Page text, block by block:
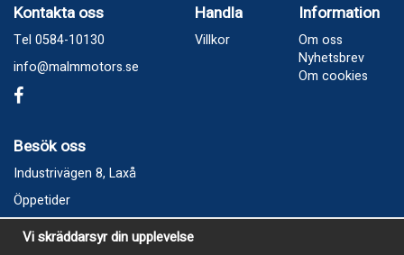
Kontakta oss
Tel 0584-10130
info@malmmotors.se
Handla
Villkor
Information
Om oss
Nyhetsbrev
Om cookies
Besök oss
Industrivägen 8, Laxå
Öppetider
Vecka 32
Vi skräddarsyr din upplevelse